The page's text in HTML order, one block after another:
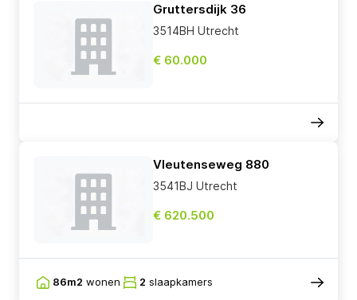
Gruttersdijk 36
3514BH Utrecht
€ 60.000
Vleutenseweg 880
3541BJ Utrecht
€ 620.500
86m2 wonen 2 slaapkamers